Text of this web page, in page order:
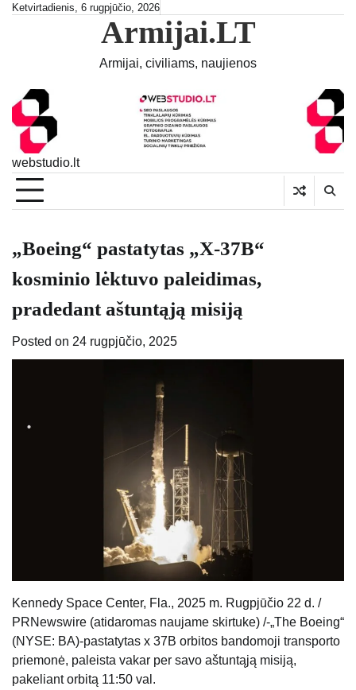
SkipKetvirtadienis, 6 rugpjūčio, 2026
Armijai.LT
Armijai, civiliams, naujienos
webstudio.lt
„Boeing“ pastatytas „X-37B“
kosminio lėktuvo paleidimas,
pradedant aštuntąją misiją
Posted on 24 rugpjūčio, 2025
Kennedy Space Center, Fla., 2025 m. Rugpjūčio 22 d. /
PRNewswire (atidaromas naujame skirtuke) /-„The Boeing“
(NYSE: BA)-pastatytas x 37B orbitos bandomoji transporto
priemonė, paleista vakar per savo aštuntąją misiją,
pakeliant orbitą 11:50 val.